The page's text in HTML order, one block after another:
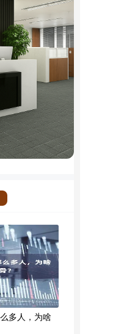
多人，为啥